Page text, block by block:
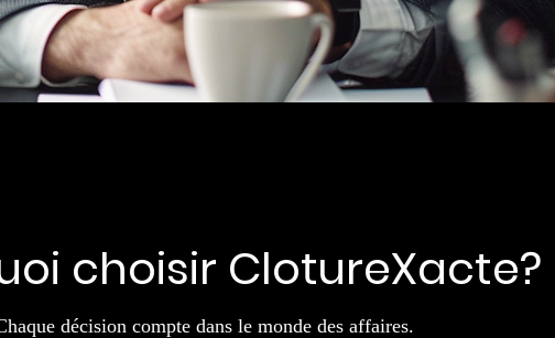
choisir ClotureXacte?
décision compte dans le monde des affaires.